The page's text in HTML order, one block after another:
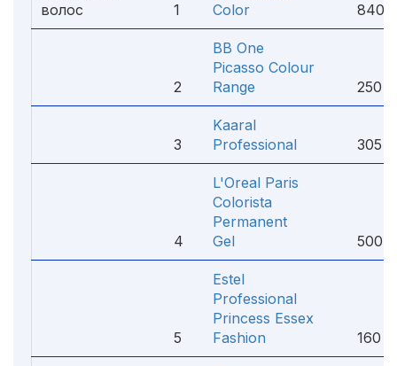
волос
1
Color
840
2
BB One
Picasso Colour
Range
250 ₽
3
Kaaral
Professional
305 ₽
4
L'Oreal Paris
Colorista
Permanent
Gel
500 ₽
5
Estel
Professional
Princess Essex
Fashion
160 ₽